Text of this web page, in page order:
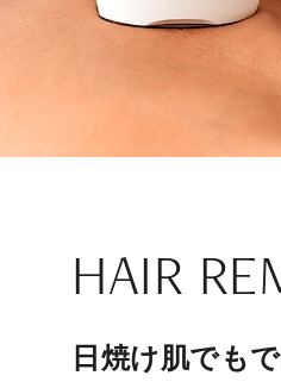
上質な美容医
HAIR
日焼け肌でも
組めるスキン
“男性”特化の
内側から若々
エクソソ
メンバーシッ